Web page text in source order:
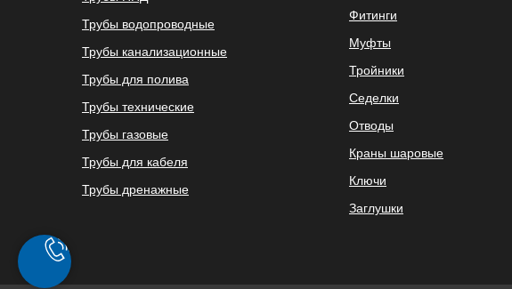
Трубы водопроводные
Трубы канализационные
Трубы для полива
Трубы технические
Трубы газовые
Трубы для кабеля
Трубы дренажные
Фитинги
Муфты
Тройники
Седелки
Отводы
Краны шаровые
Ключи
Заглушки